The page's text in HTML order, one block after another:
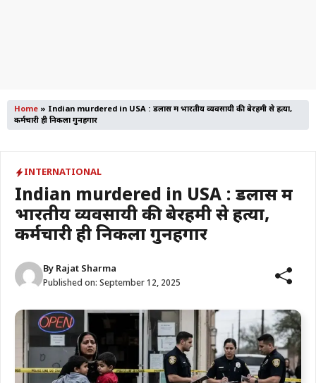
Home » Indian murdered in USA : डलास में भारतीय व्यवसायी की बेरहमी से हत्या,
कर्मचारी ही निकला गुनहगार
INTERNATIONAL
Indian murdered in USA : डलास में
भारतीय व्यवसायी की बेरहमी से हत्या,
कर्मचारी ही निकला गुनहगार
By Rajat Sharma
Published on: September 12, 2025